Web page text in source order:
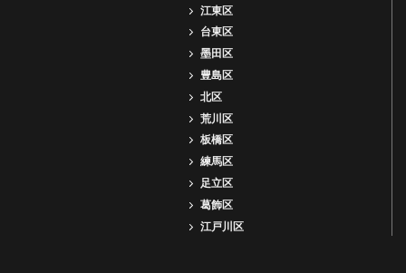
江東区
台東区
墨田区
豊島区
北区
荒川区
板橋区
練馬区
足立区
葛飾区
江戸川区